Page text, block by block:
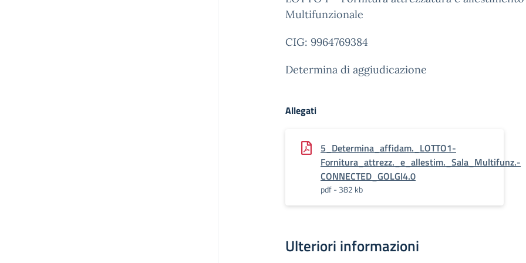
Multifunzionale
CIG: 9964769384
Determina di aggiudicazione
Allegati
5_Determina_affidam._LOTTO1-
Fornitura_attrezz._e_allestim._Sala_Multifunz.-
CONNECTED_GOLGI4.0
pdf - 382 kb
Ulteriori informazioni